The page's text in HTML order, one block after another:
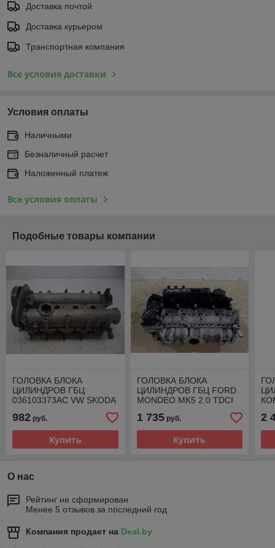
Доставка почтой
Доставка курьером
Транспортная компания
Все условия доставки
Условия оплаты
Наличными
Безналичный расчет
Наложенный платеж
Все условия оплаты
Подобные товары компании
ГОЛОВКА БЛОКА
ЦИЛИНДРОВ ГБЦ
036103373AC VW SKODA
SEAT 1.4 16V 75KM 55KW
AHW AKQ APE AXP BCA
1999 - 2006
982 руб.
Купить
ГОЛОВКА БЛОКА
ЦИЛИНДРОВ ГБЦ FORD
MONDEO MK5 2.0 TDCI
150KM 110KW T7CE 2014
- 2018
1 735руб.
Купить
2
О нас
Рейтинг не сформирован
Менее 5 отзывов за последний год
Компания продает на Deal.by